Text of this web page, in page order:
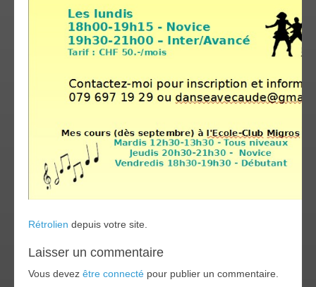
Rétrolien depuis votre site.
Laisser un commentaire
Vous devez être connecté pour publier un commentaire.